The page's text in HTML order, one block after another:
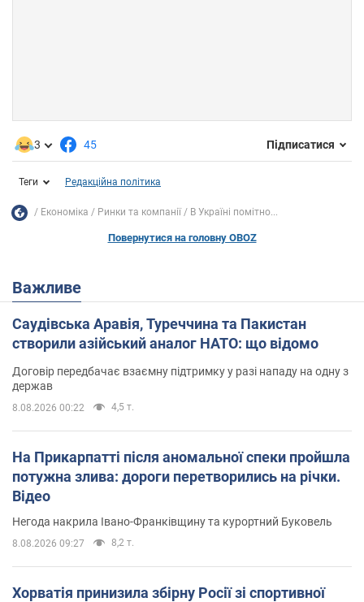
3 45 Підписатися
Теги Редакційна політика
Економіка Ринки та компанії В Україні помітно...
Повернутися на головну OBOZ
Важливе
Саудівська Аравія, Туреччина та Пакистан
створили азійський аналог НАТО: що відомо
Договір передбачає взаємну підтримку у разі нападу на одну з
держав
8.08.2026 00:22 4,5 т.
На Прикарпатті після аномальної спеки пройшла
потужна злива: дороги перетворились на річки.
Відео
Негода накрила Івано-Франківщину та курортний Буковель
8.08.2026 09:27 8,2 т.
Хорватія принизила збірну Росії зі спортивної